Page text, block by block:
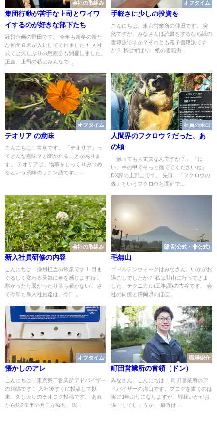
会社の取組み
集団行動が苦手な上司とワイワ
イするのが好きな部下たち
経営企画の野田です。 今年も新卒の新た
な仲間６名が入社してくれました！ 入社
式では久しぶりの懇親会も開催しました。
正直、上司の私はみんなで...
オフタイム
手軽さに少しの投資を
こんにちは。東京営業所の仲田です。 突
然ですが、みなさんは読書をするなら紙の
書籍派ですか？それとも電子書籍派です
か？ 私はずばり、紙の書籍派...
オフタイム
テオリア の意味
こんにちは！常泉です。 「テオリア」っ
てどんな意味？と聞かれることがありま
す。 テオリアは、物事をじっくりみつめ
るという意味のラテン語です。...
社員の休日
人間界のフクロウ？だった、あ
の頃
「触っても大丈夫なんですか？」 「は
い。手の甲でそっと撫でてくださいね」
DX課の上野山です。 先日、「フクロウの
森」というフクロウと間近で...
会社の取組み
新入社員研修の内容
こんにちは！採用担当の常泉です！ 目ま
ぐるしく変わる天気に春を感じますね！
寒かったり暑かったり落ち着かない！ さ
て今年も新入社員達は、今日...
部活(公式・非公式)
毛無山
ゴールデンウィークはみなさん、いかがお
過ごしでしたか？ 私は登山に行ってきま
した、テクニカル(工事課)の古谷です。 会
社の同僚と静岡県のほぼ...
オフタイム
懐かしのアレ
こんにちは！東京第二営業所アドバイザー
の川嶋です！ 入社後すぐに投稿して以
来、久しぶりのテオログ投稿です。 あれ
から約2年半の月日が経ち、現...
職場紹介
町田営業所の首領（ドン）
みなさん、こんにちは！ 町田営業所のア
ドバイザーの溝口です。ブログを書くのは
実に1年ぶりになりますが、皆様いかがお
過ごしでしょうか。 最近は...